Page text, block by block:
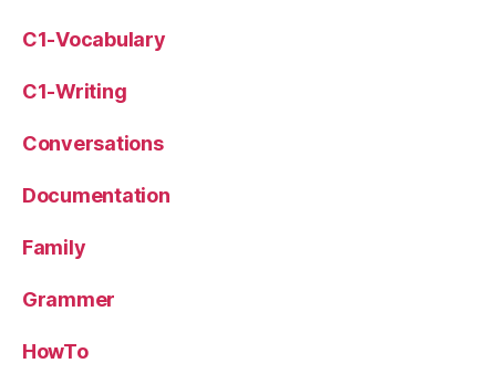
C1-Vocabulary
C1-Writing
Conversations
Documentation
Family
Grammer
HowTo